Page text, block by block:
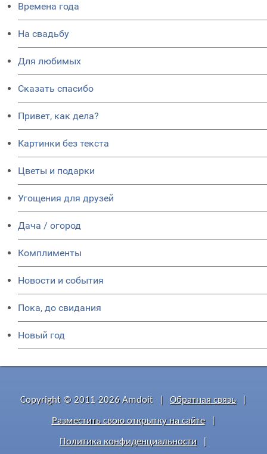
Времена года
На свадьбу
Для любимых
Сказать спасибо
Привет, как дела?
Картинки без текста
Цветы и подарки
Угощения для друзей
Дача / огород
Комплименты
Новости и события
Пока, до свидания
Новый год
Copyright © 2011-2026 Amdoit Обратная связь
Разместить свою открытку на сайте
Политика конфиденциальности